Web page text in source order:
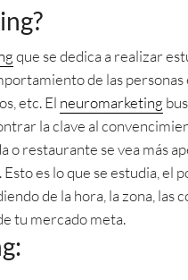
que se dedica a realizar
de las
etc. El neuromarketing
la clave al
o restaurante se vea más
es lo que se estudia,
de la hora, la zona,
tu mercado meta.